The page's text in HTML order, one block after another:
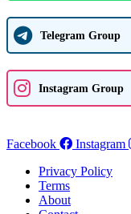
Telegram Group
Instagram Group
Facebook Instagram
Privacy Policy
Terms
About